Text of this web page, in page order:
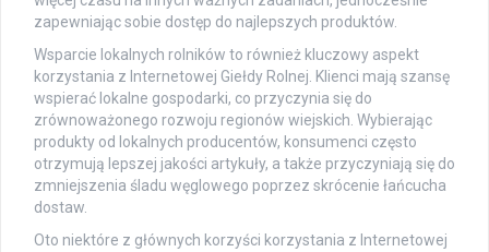
zapewniając sobie dostęp do najlepszych produktów.
Wsparcie lokalnych rolników to również kluczowy aspekt
korzystania z Internetowej Giełdy Rolnej. Klienci mają szansę
wspierać lokalne gospodarki, co przyczynia się do
zrównoważonego rozwoju regionów wiejskich. Wybierając
produkty od lokalnych producentów, konsumenci często
otrzymują lepszej jakości artykuły, a także przyczyniają się do
zmniejszenia śladu węglowego poprzez skrócenie łańcucha
dostaw.
Oto niektóre z głównych korzyści korzystania z Internetowej